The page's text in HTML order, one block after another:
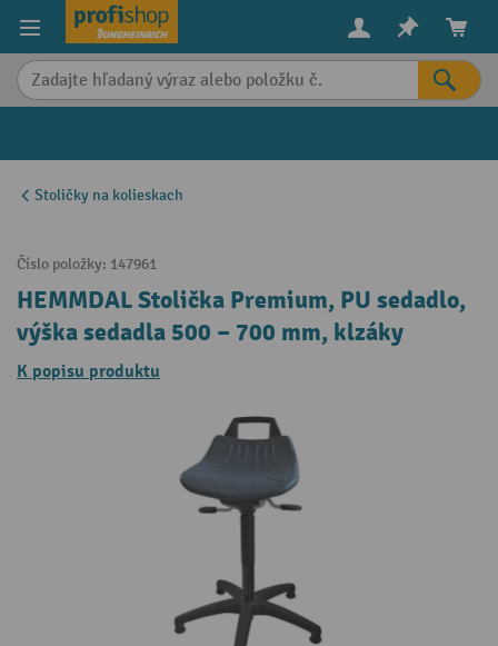
content
Stoličky na kolieskach
Číslo položky: 147961
HEMMDAL Stolička Premium, PU sedadlo,
výška sedadla 500 – 700 mm, klzáky
K popisu produktu